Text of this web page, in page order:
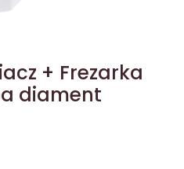
+ Frezarka
diament